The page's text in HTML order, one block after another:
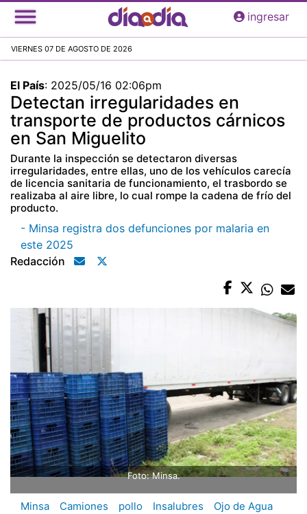
Pasar
al
principal
ingresar
VIERNES 07 DE AGOSTO DE 2026
El País: 2025/05/16 02:06pm
Detectan irregularidades en
transporte de productos cárnicos
en San Miguelito
Durante la inspección se detectaron diversas
irregularidades, entre ellas, uno de los vehículos carecía
de licencia sanitaria de funcionamiento, el trasbordo se
realizaba al aire libre, lo cual rompe la cadena de frío del
producto.
- Minsa registra dos defunciones por malaria en
este 2025
Redacción
Foto: Minsa.
Minsa Camiones pollo Insalubres
Ojo de Agua